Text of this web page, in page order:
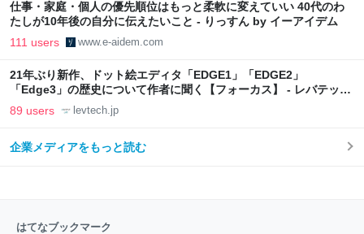
仕事・家庭・個人の優先順位はもっと柔軟に変えていい 40代のわ
たしが10年後の自分に伝えたいこと - りっすん by イーアイデム
111 users www.e-aidem.com
21年ぶり新作、ドット絵エディタ「EDGE1」「EDGE2」
「Edge3」の歴史について作者に聞く【フォーカス】 - レバテック
LAB
89 users levtech.jp
企業メディアをもっと読む
はてなブックマーク